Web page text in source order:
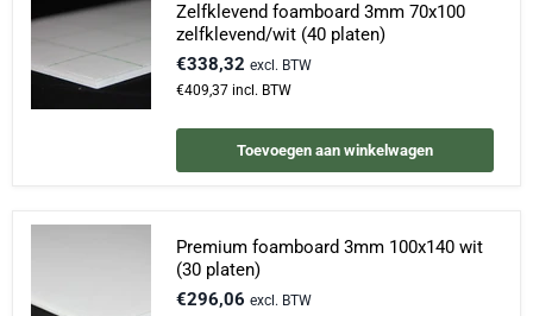
Zelfklevend foamboard 3mm 70x100
zelfklevend/wit (40 platen)
€338,32 excl. BTW
€409,37 incl. BTW
Toevoegen aan winkelwagen
Premium foamboard 3mm 100x140 wit
(30 platen)
€296,06 excl. BTW